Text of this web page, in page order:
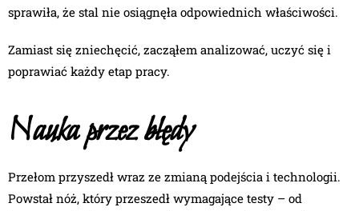
sprawiła, że stal nie osiągnęła odpowiednich właściwości.
Zamiast się zniechęcić, zacząłem analizować, uczyć się i
poprawiać każdy etap pracy.
Nauka przez błędy
Przełom przyszedł wraz ze zmianą podejścia i technologii.
Powstał nóż, który przeszedł wymagające testy – od